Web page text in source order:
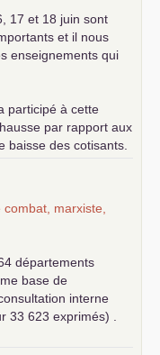
17 et 18 juin sont
et il nous
enseignements qui
participé à cette
par rapport aux
baisse des cotisants.
combat, marxiste,
départements
base de
interne
33 623 exprimés) .